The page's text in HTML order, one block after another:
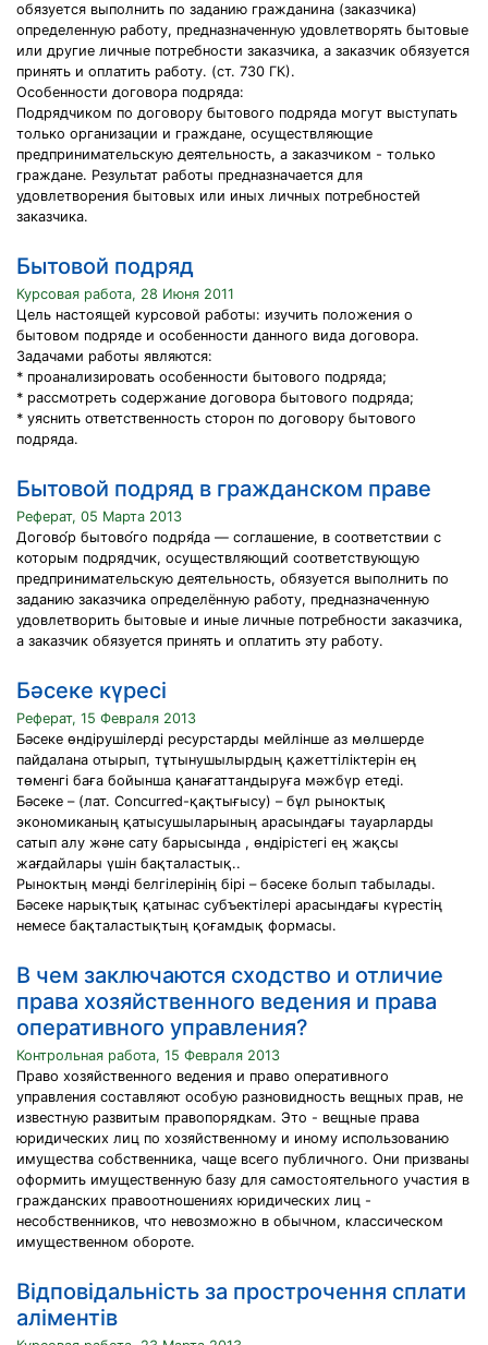
обязуется выполнить по заданию гражданина (заказчика)
определенную работу, предназначенную удовлетворять бытовые
или другие личные потребности заказчика, а заказчик обязуется
принять и оплатить работу. (ст. 730 ГК).
Особенности договора подряда:
Подрядчиком по договору бытового подряда могут выступать
только организации и граждане, осуществляющие
предпринимательскую деятельность, а заказчиком - только
граждане. Результат работы предназначается для
удовлетворения бытовых или иных личных потребностей
заказчика.
Бытовой подряд
Курсовая работа, 28 Июня 2011
Цель настоящей курсовой работы: изучить положения о
бытовом подряде и особенности данного вида договора.
Задачами работы являются:
* проанализировать особенности бытового подряда;
* рассмотреть содержание договора бытового подряда;
* уяснить ответственность сторон по договору бытового
подряда.
Бытовой подряд в гражданском праве
Реферат, 05 Марта 2013
Догово́р бытово́го подря́да — соглашение, в соответствии с
которым подрядчик, осуществляющий соответствующую
предпринимательскую деятельность, обязуется выполнить по
заданию заказчика определённую работу, предназначенную
удовлетворить бытовые и иные личные потребности заказчика,
а заказчик обязуется принять и оплатить эту работу.
Бәсеке күресі
Реферат, 15 Февраля 2013
Бәсеке өндірушілерді ресурстарды мейлінше аз мөлшерде
пайдалана отырып, тұтынушылырдың қажеттіліктерін ең
төменгі баға бойынша қанағаттандыруға мәжбүр етеді.
Бәсеке – (лат. Concurred-қақтығысу) – бұл рыноктық
экономиканың қатысушыларының арасындағы тауарларды
сатып алу және сату барысында , өндірістегі ең жақсы
жағдайлары үшін бақталастық..
Рыноктың мәнді белгілерінің бірі – бәсеке болып табылады.
Бәсеке нарықтық қатынас субъектілері арасындағы күрестің
немесе бақталастықтың қоғамдық формасы.
В чем заключаются сходство и отличие
права хозяйственного ведения и права
оперативного управления?
Контрольная работа, 15 Февраля 2013
Право хозяйственного ведения и право оперативного
управления составляют особую разновидность вещных прав, не
известную развитым правопорядкам. Это - вещные права
юридических лиц по хозяйственному и иному использованию
имущества собственника, чаще всего публичного. Они призваны
оформить имущественную базу для самостоятельного участия в
гражданских правоотношениях юридических лиц -
несобственников, что невозможно в обычном, классическом
имущественном обороте.
Відповідальність за прострочення сплати
аліментів